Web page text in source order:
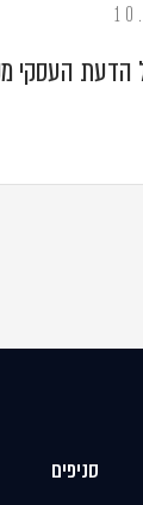
הדעת העסקי
סניפים